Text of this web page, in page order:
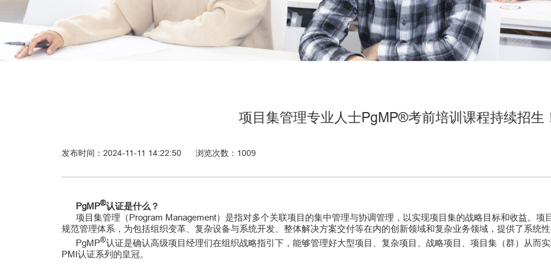
项目集管理专业人士PgMP®考前培训课程持续招生
发布时间：2024-11-11 14:22:50 浏览次数： 1009
PgMP®认证是什么？
项目集管理（Program Management）是指对多个关联项目的集中管理与协调管理，以实现项目集的战略目标和收益。项
规范管理体系，为包括组织变革、复杂设备与系统开发、整体解决方案交付等在内的创新领域和复杂业务领域，提供了系统性
PgMP®认证是确认高级项目经理们在组织战略指引下，能够管理好大型项目、复杂项目、战略项目、项目集（群）从而
PMI认证系列的皇冠。